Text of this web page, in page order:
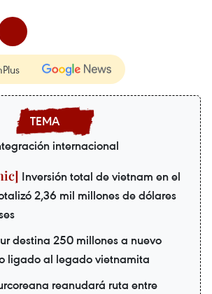
internacional
Inversión total de vietnam en el
2,36 mil millones de dólares
destina 250 millones a nuevo
ligado al legado vietnamita
reanudará ruta entre